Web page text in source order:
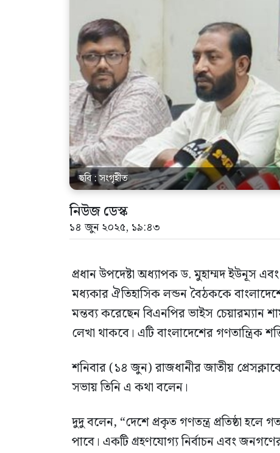
ছবি : সংগৃহীত
নিউজ ডেস্ক
১৪ জুন ২০২৫, ১৯:৪৩
প্রধান উপদেষ্টা অধ্যাপক ড. মুহাম্মদ ইউনূস
মধ্যকার ঐতিহাসিক লন্ডন বৈঠককে
মন্তব্য করেছেন বিএনপির ভাইস চেয়ারম্যান
লেখা থাকবে। এটি বাংলাদেশের গণতান্ত্রিক
শনিবার (১৪ জুন) রাজধানীর জাতীয়
সভায় তিনি এ কথা বলেন।
দুদু বলেন, “দেশে প্রকৃত গণতন্ত্র প্রতিষ্ঠা
পাবে। একটি গ্রহণযোগ্য নির্বাচন এবং